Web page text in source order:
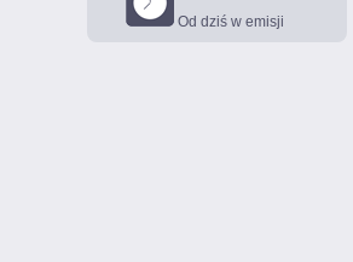
Od dziś w emisji